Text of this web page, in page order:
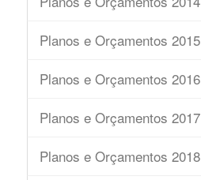
Planos e Orçamentos 2015
Planos e Orçamentos 2016
Planos e Orçamentos 2017
Planos e Orçamentos 2018